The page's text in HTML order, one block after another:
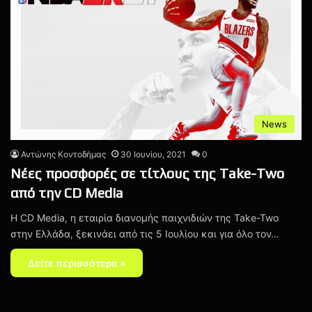
News
Αντώνης Κοντοδήμας 30 Ιουνίου, 2021 0
Νέες προσφορές σε τίτλους της Take-Two
από την CD Media
H CD Media, η εταιρία διανομής παιχνιδιών της Take-Two
στην Ελλάδα, ξεκινάει από τις 5 Ιουλίου και για όλο τον…
Δείτε περισσότερα »